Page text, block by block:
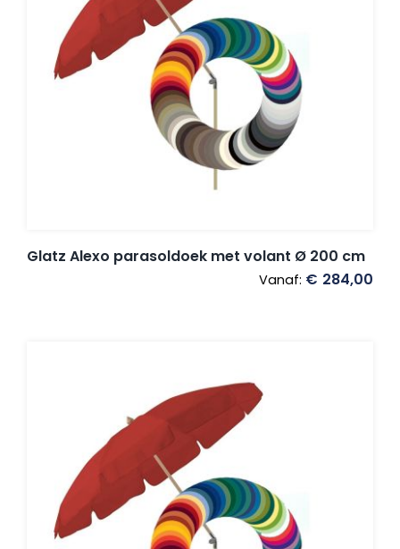
Glatz Alexo parasoldoek met volant Ø 200 cm
Vanaf: € 284,00